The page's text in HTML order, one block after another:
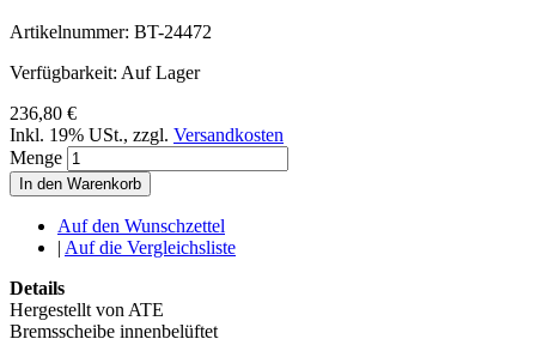
Artikelnummer: BT-24472
Verfügbarkeit: Auf Lager
236,80 €
Inkl. 19% USt., zzgl. Versandkosten
Menge
In den Warenkorb
Auf den Wunschzettel
| Auf die Vergleichsliste
Details
Hergestellt von ATE
Bremsscheibe innenbelüftet